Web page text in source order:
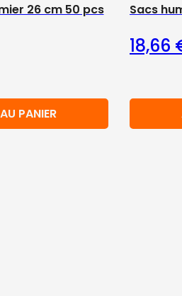
26 cm 50 pcs
PANIER
Sacs
18,66